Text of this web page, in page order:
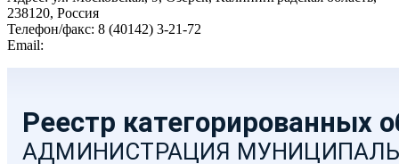
238120, Россия
Телефон/факс: 8 (40142) 3-21-72
Email: